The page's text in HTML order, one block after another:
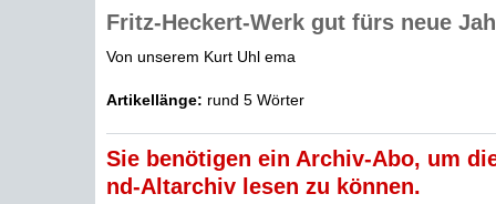
Fritz-Heckert-Werk gut fürs neue
Von unserem Kurt Uhl ema
Artikellänge: rund 5 Wörter
Sie benötigen ein Archiv-Abo, um
nd-Altarchiv lesen zu können.